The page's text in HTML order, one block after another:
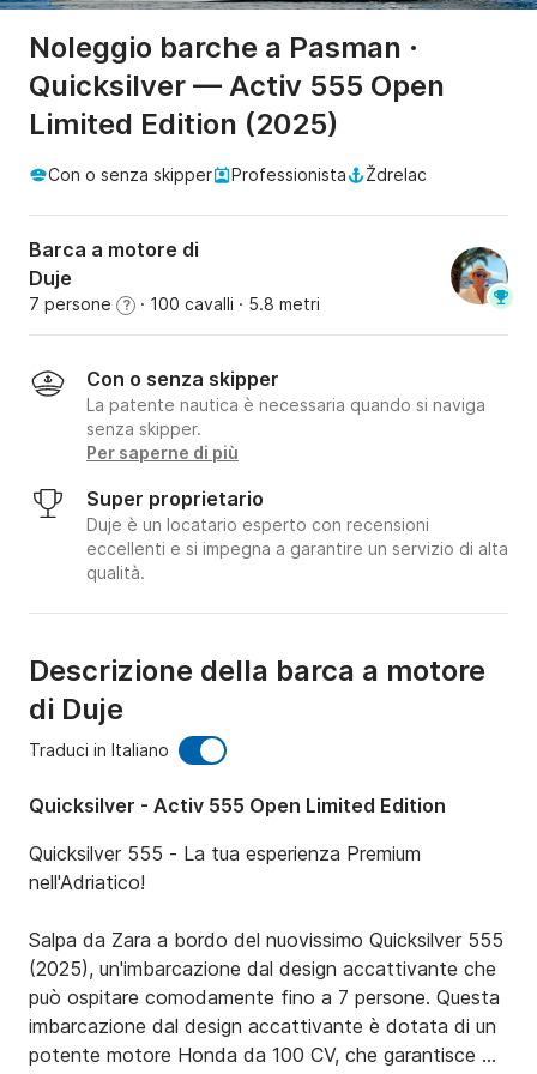
Noleggio barche a Pasman ·
Quicksilver — Activ 555 Open
Limited Edition (2025)
Con o senza skipper Professionista Ždrelac
Barca a motore di
Duje
7 persone ? · 100 cavalli · 5.8 metri
Con o senza skipper
La patente nautica è necessaria quando si naviga
senza skipper.
Per saperne di più
Super proprietario
Duje è un locatario esperto con recensioni
eccellenti e si impegna a garantire un servizio di alta
qualità.
Descrizione della barca a motore
di Duje
Traduci in Italiano
Quicksilver - Activ 555 Open Limited Edition
Quicksilver 555 - La tua esperienza Premium
nell'Adriatico!
Salpa da Zara a bordo del nuovissimo Quicksilver 555
(2025), un'imbarcazione dal design accattivante che
può ospitare comodamente fino a 7 persone. Questa
imbarcazione dal design accattivante è dotata di un
potente motore Honda da 100 CV, che garantisce